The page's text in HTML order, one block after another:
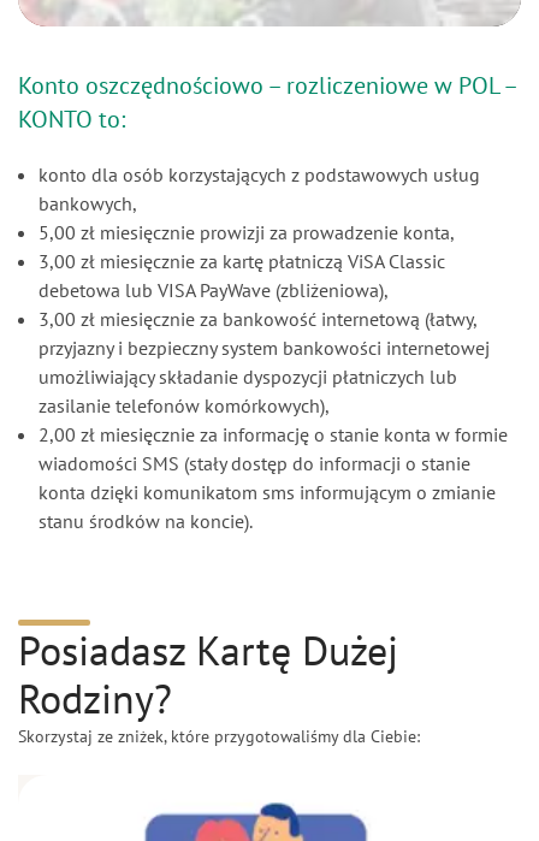
Zaloguj się
Usługi online
Konto oszczędnościowo – rozliczeniowe w POL –
KONTO to:
konto dla osób korzystających z podstawowych usług
bankowych,
5,00 zł miesięcznie prowizji za prowadzenie konta,
3,00 zł miesięcznie za kartę płatniczą ViSA Classic
debetowa lub VISA PayWave (zbliżeniowa),
3,00 zł miesięcznie za bankowość internetową (łatwy,
przyjazny i bezpieczny system bankowości internetowej
umożliwiający składanie dyspozycji płatniczych lub
zasilanie telefonów komórkowych),
2,00 zł miesięcznie za informację o stanie konta w formie
wiadomości SMS (stały dostęp do informacji o stanie
konta dzięki komunikatom sms informującym o zmianie
stanu środków na koncie).
Posiadasz Kartę Dużej
Rodziny?
Skorzystaj ze zniżek, które przygotowaliśmy dla Ciebie: